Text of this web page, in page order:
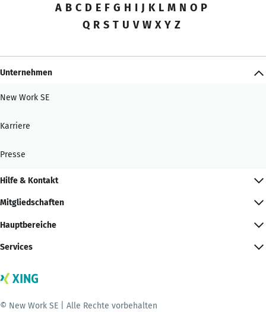
A B C D E F G H I J K L M N O P
Q R S T U V W X Y Z
Unternehmen
New Work SE
Karriere
Presse
Hilfe & Kontakt
Mitgliedschaften
Hauptbereiche
Services
© New Work SE | Alle Rechte vorbehalten